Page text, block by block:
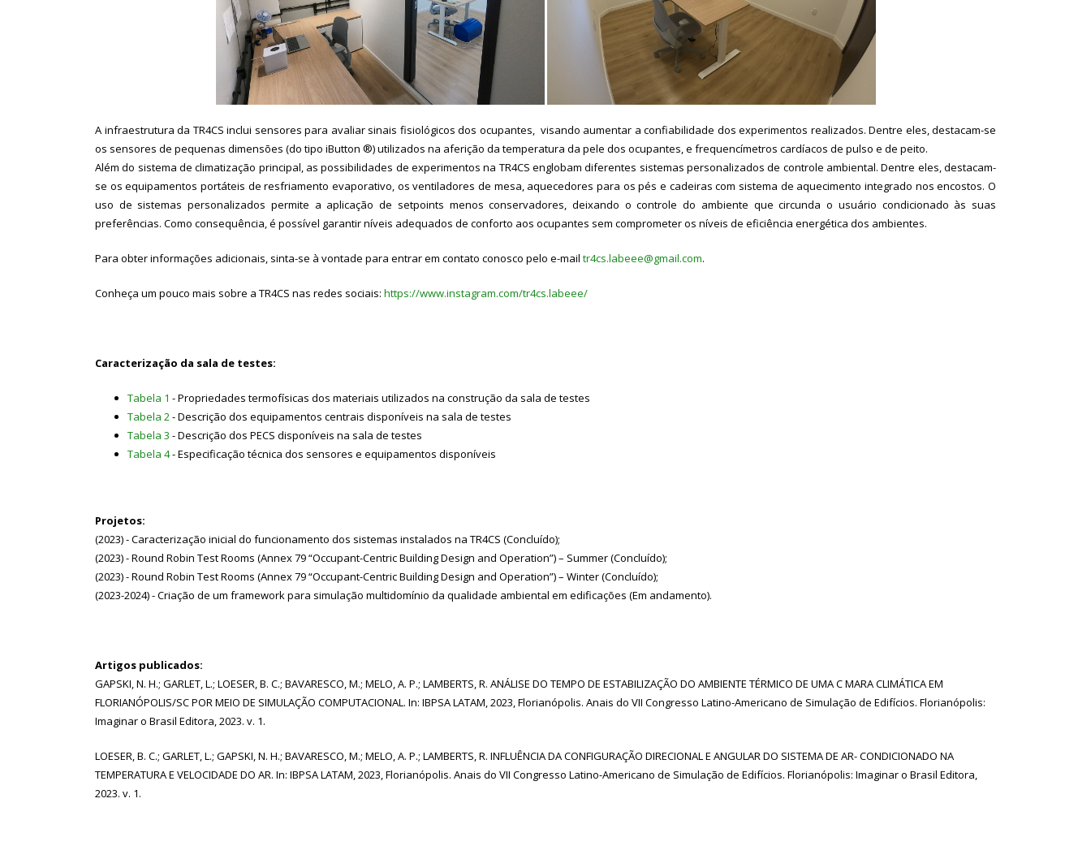
A infraestrutura da TR4CS inclui sensores para avaliar sinais fisiológicos dos ocupantes, visando aumentar a confiabilidade dos experimentos realizados. Dentre eles, destacam-se
os sensores de pequenas dimensões (do tipo iButton ®) utilizados na aferição da temperatura da pele dos ocupantes, e frequencímetros cardíacos de pulso e de peito.
Além do sistema de climatização principal, as possibilidades de experimentos na TR4CS englobam diferentes sistemas personalizados de controle ambiental. Dentre eles, destacam-
se os equipamentos portáteis de resfriamento evaporativo, os ventiladores de mesa, aquecedores para os pés e cadeiras com sistema de aquecimento integrado nos encostos. O
uso de sistemas personalizados permite a aplicação de setpoints menos conservadores, deixando o controle do ambiente que circunda o usuário condicionado às suas
preferências. Como consequência, é possível garantir níveis adequados de conforto aos ocupantes sem comprometer os níveis de eficiência energética dos ambientes.
Para obter informações adicionais, sinta-se à vontade para entrar em contato conosco pelo e-mail tr4cs.labeee@gmail.com.
Conheça um pouco mais sobre a TR4CS nas redes sociais: https://www.instagram.com/tr4cs.labeee/
Caracterização da sala de testes:
Tabela 1 - Propriedades termofísicas dos materiais utilizados na construção da sala de testes
Tabela 2- Descrição dos equipamentos centrais disponíveis na sala de testes
Tabela 3 - Descrição dos PECS disponíveis na sala de testes
Tabela 4- Especificação técnica dos sensores e equipamentos disponíveis
Projetos:
(2023) - Caracterização inicial do funcionamento dos sistemas instalados na TR4CS (Concluído);
(2023) - Round Robin Test Rooms (Annex 79 “Occupant-Centric Building Design and Operation”) – Summer (Concluído);
(2023) - Round Robin Test Rooms (Annex 79 “Occupant-Centric Building Design and Operation”) – Winter (Concluído);
(2023-2024) - Criação de um framework para simulação multidomínio da qualidade ambiental em edificações (Em andamento).
Artigos publicados:
GAPSKI, N. H.; GARLET, L.; LOESER, B. C.; BAVARESCO, M.; MELO, A. P.; LAMBERTS, R. ANÁLISE DO TEMPO DE ESTABILIZAÇÃO DO AMBIENTE TÉRMICO DE UMA C MARA CLIMÁTICA EM
FLORIANÓPOLIS/SC POR MEIO DE SIMULAÇÃO COMPUTACIONAL. In: IBPSA LATAM, 2023, Florianópolis. Anais do VII Congresso Latino-Americano de Simulação de Edifícios. Florianópolis:
Imaginar o Brasil Editora, 2023. v. 1.
LOESER, B. C.; GARLET, L.; GAPSKI, N. H.; BAVARESCO, M.; MELO, A. P.; LAMBERTS, R. INFLUÊNCIA DA CONFIGURAÇÃO DIRECIONAL E ANGULAR DO SISTEMA DE AR- CONDICIONADO NA
TEMPERATURA E VELOCIDADE DO AR. In: IBPSA LATAM, 2023, Florianópolis. Anais do VII Congresso Latino-Americano de Simulação de Edifícios. Florianópolis: Imaginar o Brasil Editora,
2023. v. 1.